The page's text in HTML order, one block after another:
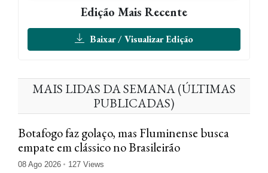
Edição Mais Recente
Baixar / Visualizar Edição
MAIS LIDAS DA SEMANA (ÚLTIMAS
PUBLICADAS)
Botafogo faz golaço, mas Fluminense busca
empate em clássico no Brasileirão
08 Ago 2026 127 Views